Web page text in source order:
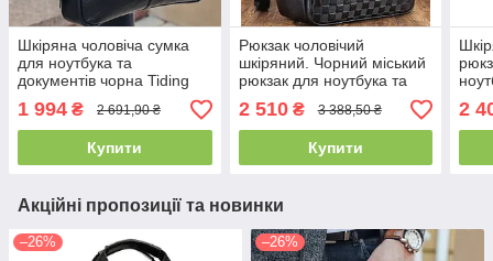
Шкіряна чоловіча сумка
для ноутбука та
документів чорна Tiding
Bag MK 3128
1 994 ₴ 2 691,90 ₴
Купити
Рюкзак чоловічий
шкіряний. Чорний міський
рюкзак для ноутбука та
документів Tiding Bag
63989
2 510₴ 3 388,50 ₴
Купити
2
Акційні пропозиції та новинки
–26% –26%